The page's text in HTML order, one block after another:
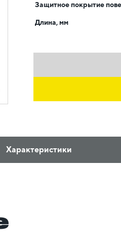
Защитное покрытие
Длина, мм
Характеристики